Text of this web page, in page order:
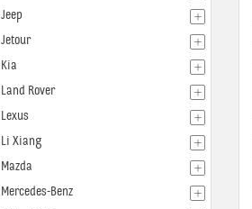
Jeep
Jetour
Kia
Land Rover
Lexus
Li Xiang
Mazda
Mercedes-Benz